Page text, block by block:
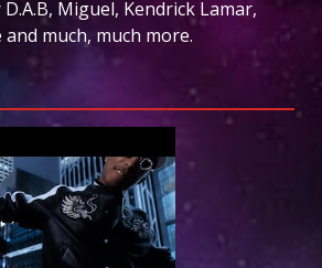
Miguel, Kendrick Lamar,
and much, much more.